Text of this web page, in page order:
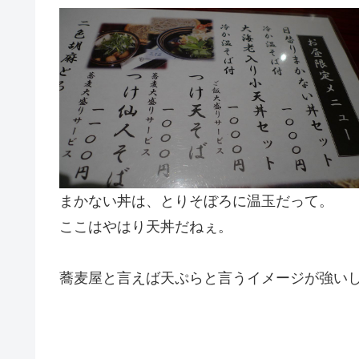
まかない丼は、とりそぼろに温玉だって。
ここはやはり天丼だねぇ。
蕎麦屋と言えば天ぷらと言うイメージが強い